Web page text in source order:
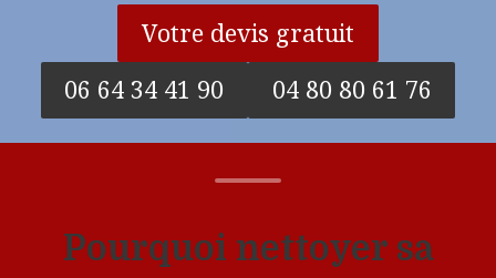
Votre devis gratuit
06 64 34 41 90
04 80 80 61 76
Pourquoi nettoyer sa